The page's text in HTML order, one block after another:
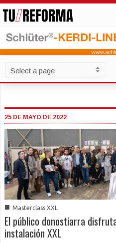
25 DE MAYO DE 2022
■ Masterclass XXL
El público donostiarra
instalación XXL